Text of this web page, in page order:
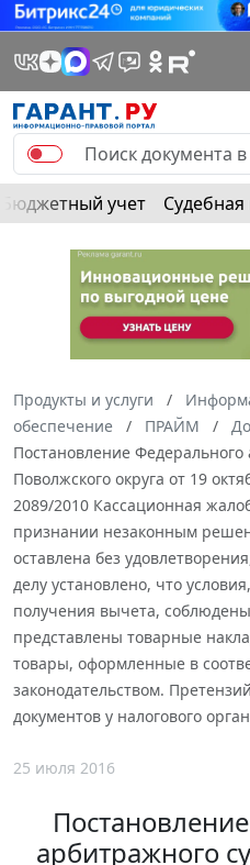
Бюджетный учет Судебная
Продукты и услуги
обеспечение
ПРАЙМ
Постановление Федерального
Поволжского округа от 19
2089/2010 Кассационная
признании незаконным
оставлена без
делу установлено, что
получения вычета,
представлены товарные
товары, оформленные в
законодательством.
документов у налогового
25 июля 2016
арбитражного